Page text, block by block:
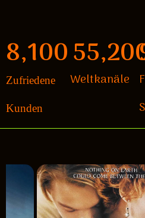
Zufriedene
Kunden
8,100
Weltkanäle
55,